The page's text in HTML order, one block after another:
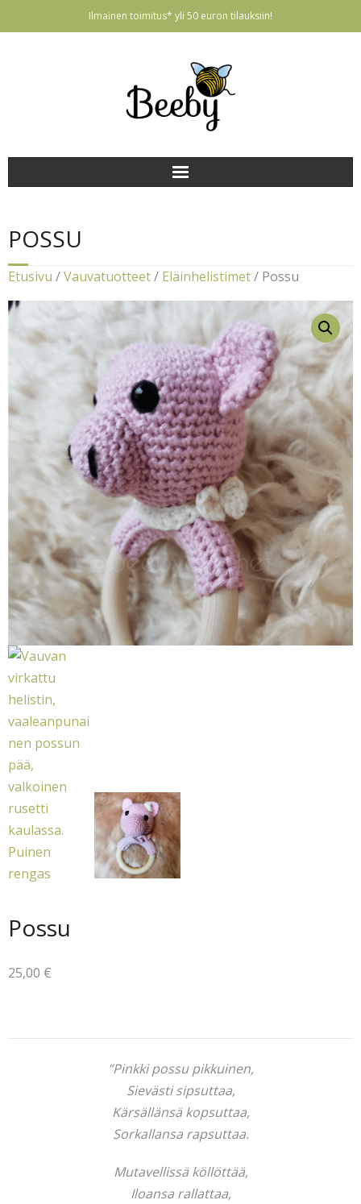
Ilmainen toimitus* yli 50 euron tilauksiin!
Korvakorut
Avaimenperät
Ajankohtaista
0 tuotetta 0,00 €
POSSU
Etusivu /Vauvatuotteet/ Eläinhelistimet/ Possu
Possu
25,00 €
”Pinkki possu pikkuinen,
Sievästi sipsuttaa,
Kärsällänsä kopsuttaa,
Sorkallansa rapsuttaa.
Mutavellissä köllöttää,
Iloansa rallattaa,